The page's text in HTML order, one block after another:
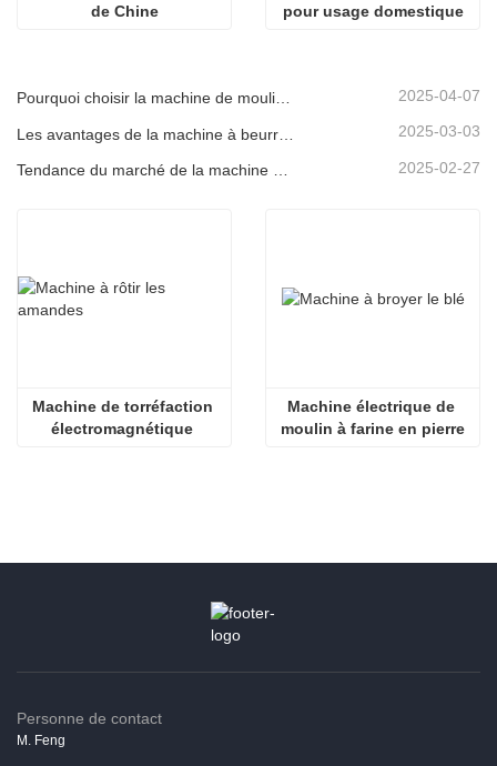
de Chine
pour usage domestique
Pourquoi choisir la machine de moulin à sauce en pierre électrique 2025-04-07
2025-03-03
2025-02-27
Machine de torréfaction
électromagnétique
Machine électrique de
moulin à farine en pierre
Personne de contact
M. Feng